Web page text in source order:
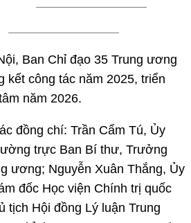
Ban Chỉ đạo 35 Trung ương
kết công tác năm 2025, triển
năm 2026.
đồng chí: Trần Cẩm Tú, Ủy
trực Ban Bí thư, Trưởng
ương; Nguyễn Xuân Thắng, Ủy
đốc Học viện Chính trị quốc
tịch Hội đồng Lý luận Trung